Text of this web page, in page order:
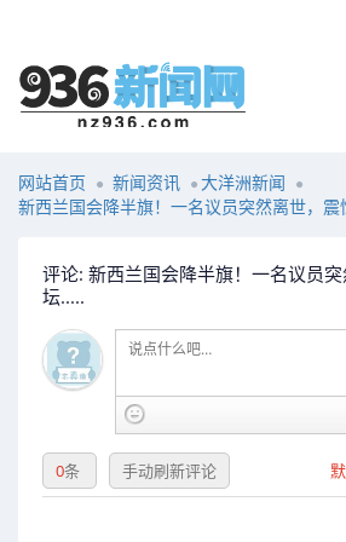
网站首页 新闻资讯
大洋洲新闻
新西兰国会降半旗！一名议员突然离世，震
评论: 新西兰国会降半旗！一名议员
坛.....
0条 手动刷新评论